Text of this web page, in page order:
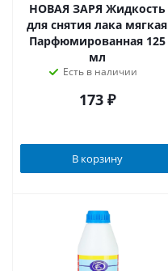
НОВАЯ ЗАРЯ Жидкость
для снятия лака мягкая
Парфюмированная 125
мл
Есть в наличии
173₽
В корзину